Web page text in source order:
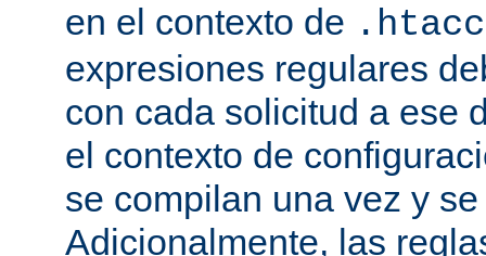
en el contexto de
expresiones regulares
con cada solicitud a ese
el contexto de
se compilan una vez y
Adicionalmente, las